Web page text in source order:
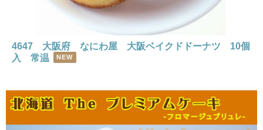
4647 大阪府 なにわ屋 大阪ベイクドドーナツ 10個
入 常温
NEW